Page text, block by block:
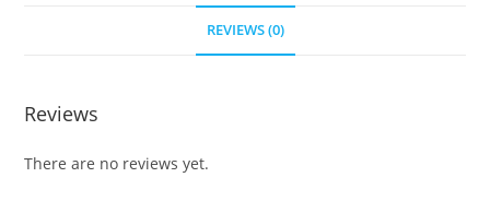
REVIEWS (0)
Reviews
There are no reviews yet.